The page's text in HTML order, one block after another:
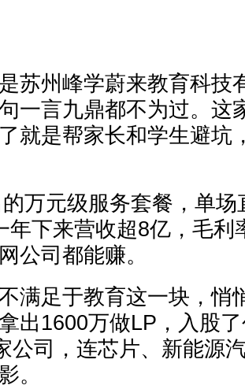
苏州峰学蔚来教育科技
一言九鼎都不为过。这
就是帮家长和学生避坑
万元级服务套餐，单
年下来营收超8亿，毛利
公司都能赚。
满足于教育这一块，悄
出1600万做LP，入股
公司，连芯片、新能源
。